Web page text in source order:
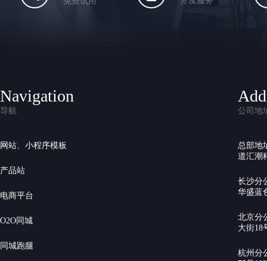
Navigation
导航
网站、小程序模板
产品站
电商平台
O2O同城
同城跑腿
公司地
总部地
道汇潮
长沙分
华盛蓝
北京分
大街18
杭州分